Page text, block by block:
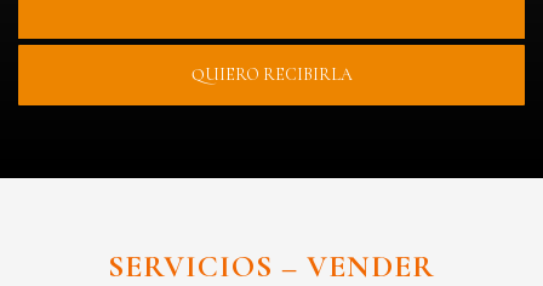
QUIERO RECIBIRLA
SERVICIOS – VENDER